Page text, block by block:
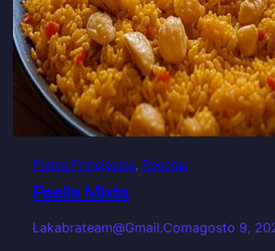
Platos Principales, Recetas
Paella Mixta
Lakabrateam@gmail.comagosto 9,